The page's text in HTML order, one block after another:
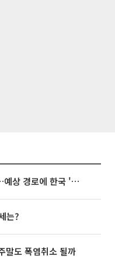
태풍 '돌핀' 이어 '찬홈' 등장…예상 경로에 한국 '한숨'
는?
말도 폭염취소 될까